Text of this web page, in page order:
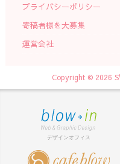
プライバシーポリシー
寄稿者様を大募集
運営会社
Copyright © 2026